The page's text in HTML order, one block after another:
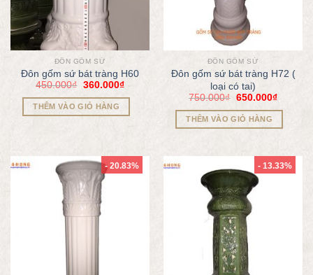
ĐÔN GỐM SỨ
Đôn gốm sứ bát tràng H60
450.000₫ 360.000₫
THÊM VÀO GIỎ HÀNG
ĐÔN GỐM SỨ
Đôn gốm sứ bát tràng H72 (
loại có tai)
750.000₫ 650.000₫
THÊM VÀO GIỎ HÀNG
- 20.83% - 13.33%